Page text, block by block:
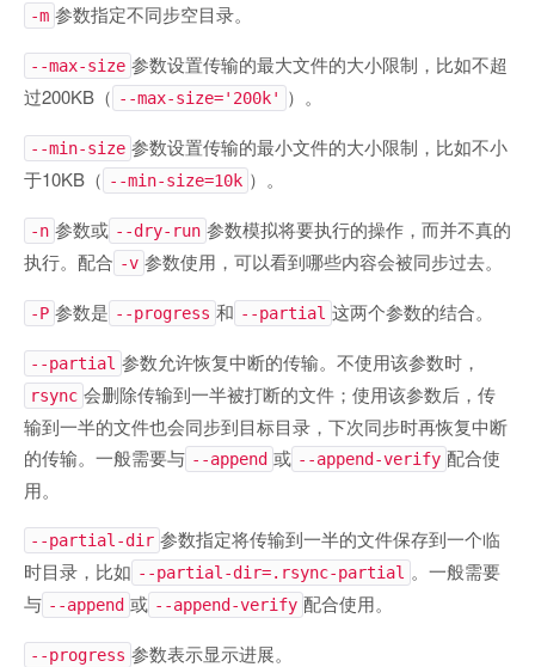
-m 参数指定不同步空目录。
--max-size 参数设置传输的最大文件的大小限制，比如不超
过200KB（ --max-size='200k' ）。
--min-size 参数设置传输的最小文件的大小限制，比如不小
于10KB（ --min-size=10k ）。
-n 参数或 --dry-run 参数模拟将要执行的操作，而并不真的
执行。配合 -v 参数使用，可以看到哪些内容会被同步过去。
-P 参数是 --progress 和 --partial 这两个参数的结合。
--partial 参数允许恢复中断的传输。不使用该参数时，
rsync 会删除传输到一半被打断的文件；使用该参数后，传
输到一半的文件也会同步到目标目录，下次同步时再恢复中断
的传输。一般需要与 --append 或 --append-verify 配合使
用。
--partial-dir 参数指定将传输到一半的文件保存到一个临
时目录，比如 --partial-dir=.rsync-partial
。一般需要
与 --append 或 --append-verify 配合使用。
--progress 参数表示显示进展。